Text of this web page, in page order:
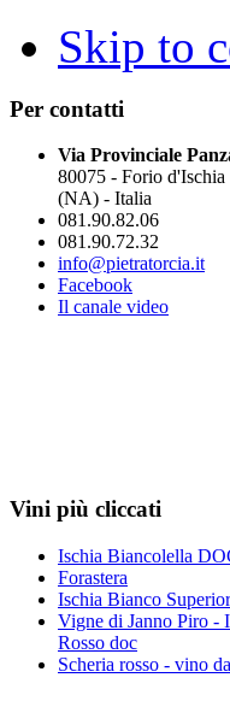
Skip to
Per contatti
Via Provinciale
80075 - Forio d'Ischia
(NA) - Italia
081.90.82.06
081.90.72.32
info@pietratorcia.it
Facebook
Il canale video
Vini più cliccati
Ischia Biancolella
Forastera
Ischia Bianco
Vigne di Janno Piro -
Rosso doc
Scheria rosso - vino